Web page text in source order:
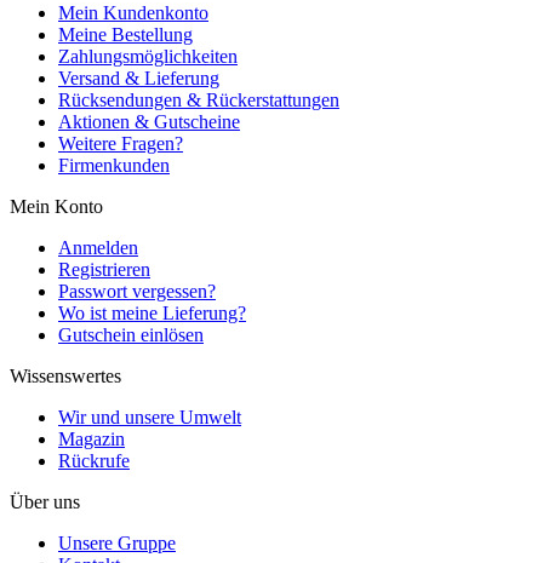
Mein Kundenkonto
Meine Bestellung
Zahlungsmöglichkeiten
Versand & Lieferung
Rücksendungen & Rückerstattungen
Aktionen & Gutscheine
Weitere Fragen?
Firmenkunden
Mein Konto
Anmelden
Registrieren
Passwort vergessen?
Wo ist meine Lieferung?
Gutschein einlösen
Wissenswertes
Wir und unsere Umwelt
Magazin
Rückrufe
Über uns
Unsere Gruppe